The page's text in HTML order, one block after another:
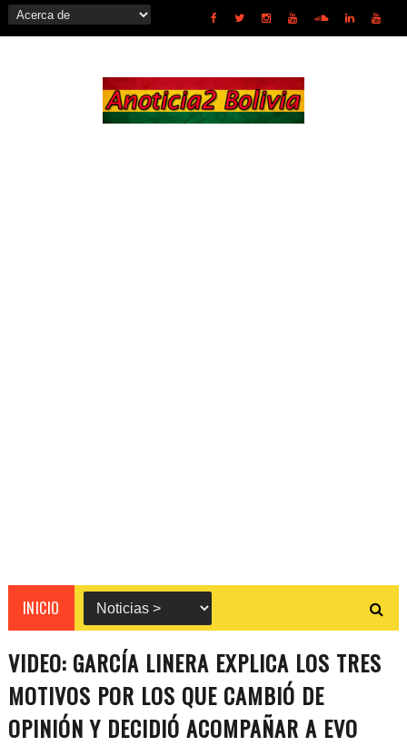
INICIO
VIDEO: GARCÍA LINERA EXPLICA LOS TRES
MOTIVOS POR LOS QUE CAMBIÓ DE
OPINIÓN Y DECIDIÓ ACOMPAÑAR A EVO